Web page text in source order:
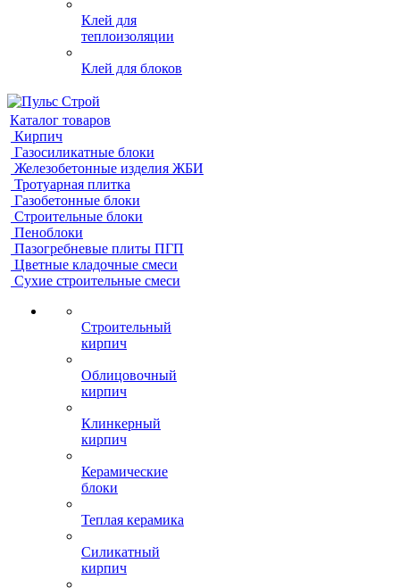
Клей для
теплоизоляции
Клей для блоков
Каталог товаров
Кирпич
Газосиликатные блоки
Железобетонные изделия ЖБИ
Тротуарная плитка
Газобетонные блоки
Строительные блоки
Пеноблоки
Пазогребневые плиты ПГП
Цветные кладочные смеси
Сухие строительные смеси
Строительный
кирпич
Облицовочный
кирпич
Клинкерный
кирпич
Керамические
блоки
Теплая керамика
Силикатный
кирпич